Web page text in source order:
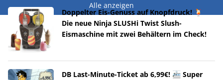
Alle anzeigen
Doppelter Eis-Genuss auf Knopfdruck! 🍹
Die neue Ninja SLUSHi Twist Slush-
Eismaschine mit zwei Behältern im Check!
DB Last-Minute-Ticket ab 6,99€! 🚈 Super